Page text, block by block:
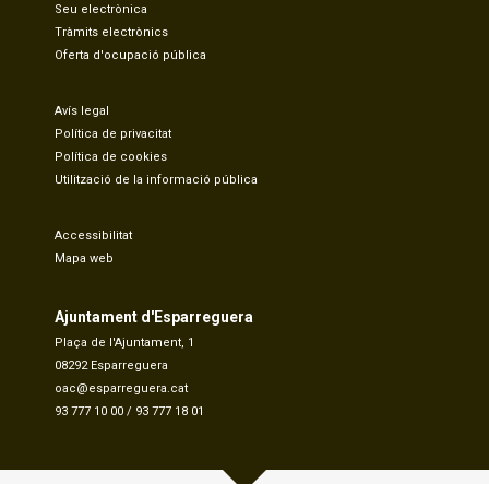
Seu electrònica
Tràmits electrònics
Oferta d'ocupació pública
Avís legal
Política de privacitat
Política de cookies
Utilització de la informació pública
Accessibilitat
Mapa web
Ajuntament d'Esparreguera
Plaça de l'Ajuntament, 1
08292 Esparreguera
oac@esparreguera.cat
93 777 10 00 / 93 777 18 01